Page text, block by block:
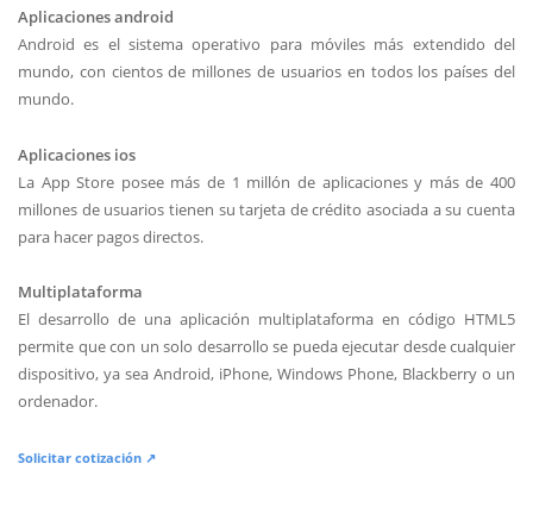
Aplicaciones android
Android es el sistema operativo para móviles más extendido del
mundo, con cientos de millones de usuarios en todos los países del
mundo.
Aplicaciones ios
La App Store posee más de 1 millón de aplicaciones y más de 400
millones de usuarios tienen su tarjeta de crédito asociada a su cuenta
para hacer pagos directos.
Multiplataforma
El desarrollo de una aplicación multiplataforma en código HTML5
permite que con un solo desarrollo se pueda ejecutar desde cualquier
dispositivo, ya sea Android, iPhone, Windows Phone, Blackberry o un
ordenador.
Solicitar cotización ↗